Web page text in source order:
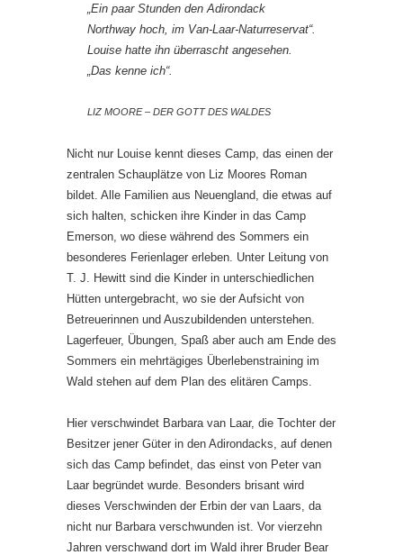
„Ein paar Stunden den Adirondack
Northway hoch, im Van-Laar-Naturreservat“.
Louise hatte ihn überrascht angesehen.
„Das kenne ich“.
LIZ MOORE – DER GOTT DES WALDES
Nicht nur Louise kennt dieses Camp, das einen der
zentralen Schauplätze von Liz Moores Roman
bildet. Alle Familien aus Neuengland, die etwas auf
sich halten, schicken ihre Kinder in das Camp
Emerson, wo diese während des Sommers ein
besonderes Ferienlager erleben. Unter Leitung von
T. J. Hewitt sind die Kinder in unterschiedlichen
Hütten untergebracht, wo sie der Aufsicht von
Betreuerinnen und Auszubildenden unterstehen.
Lagerfeuer, Übungen, Spaß aber auch am Ende des
Sommers ein mehrtägiges Überlebenstraining im
Wald stehen auf dem Plan des elitären Camps.
Hier verschwindet Barbara van Laar, die Tochter der
Besitzer jener Güter in den Adirondacks, auf denen
sich das Camp befindet, das einst von Peter van
Laar begründet wurde. Besonders brisant wird
dieses Verschwinden der Erbin der van Laars, da
nicht nur Barbara verschwunden ist. Vor vierzehn
Jahren verschwand dort im Wald ihrer Bruder Bear